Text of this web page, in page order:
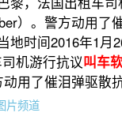
）。警方动用了
地时间2016年1月
机游行抗议叫车
动用了催泪弹驱
片频道